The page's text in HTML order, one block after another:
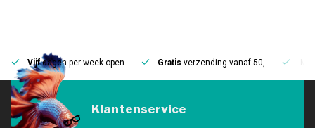
Vijfdagen per week open. Gratis verzending vanaf 50,-
Klantenservice